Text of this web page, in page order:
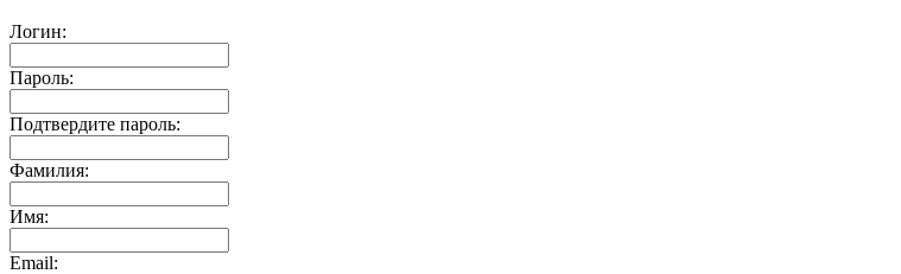
Логин:
Пароль:
Подтвердите пароль:
Фамилия:
Имя:
Email: